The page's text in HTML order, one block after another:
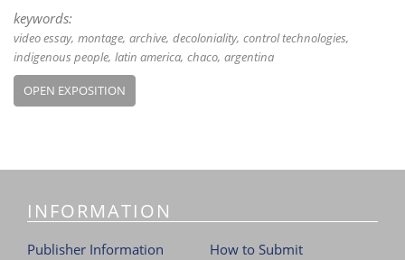
keywords:
video essay montage archive decoloniality control technologies
indigenous people latin america chaco argentina
OPEN EXPOSITION
INFORMATION
Publisher Information How to Submit